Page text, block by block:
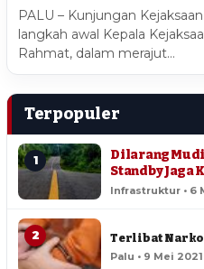
PALU – Kunjungan
langkah awal Kepala
Rahmat, dalam merajut…
Terpopuler
1
Dilarang
Standby Jaga
Infrastruktur • 6
2 Terlibat
Palu • 9 Mei